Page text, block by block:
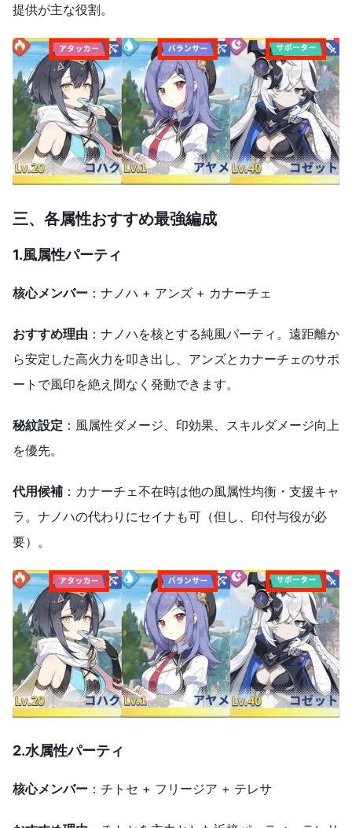
提供が主な役割。
三、各属性おすすめ最強編成
1.風属性パーティ
核心メンバー ：ナノハ + アンズ + カナーチェ
おすすめ理由 ：ナノハを核とする純風パーティ。遠距離か
ら安定した高火力を叩き出し、アンズとカナーチェのサポ
ートで風印を絶え間なく発動できます。
秘紋設定 ：風属性ダメージ、印効果、スキルダメージ向上
を優先。
代用候補 ：カナーチェ不在時は他の風属性均衡・支援キャ
ラ。ナノハの代わりにセイナも可（但し、印付与役が必
要）。
2.水属性パーティ
核心メンバー ：チトセ + フリージア + テレサ